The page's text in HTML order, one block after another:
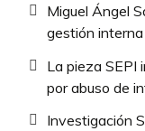
Miguel Ángel
gestión interna
La pieza SEPI
por abuso de
Investigación